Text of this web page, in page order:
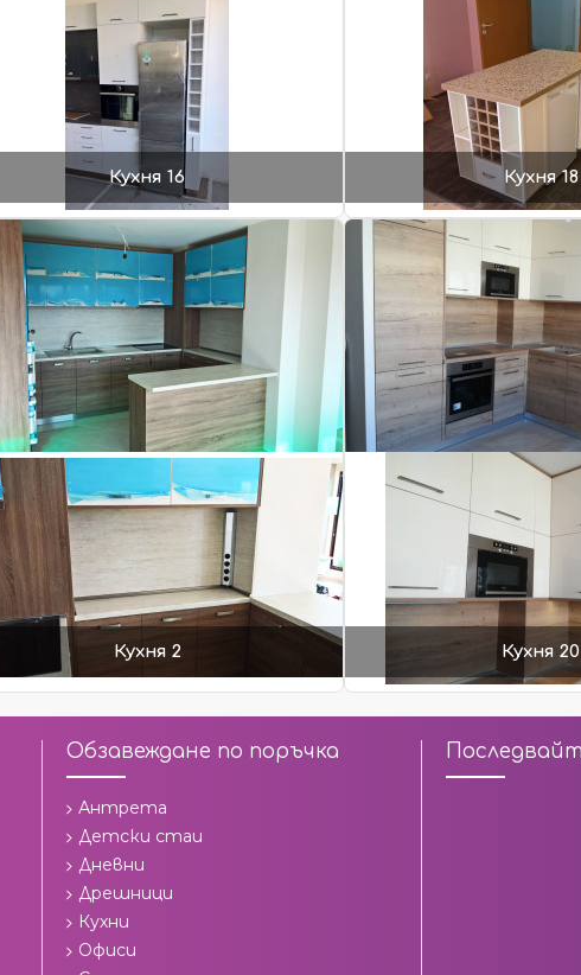
Кухня 16 Кухня 18
Кухня 2 Кухня 20
Обзавеждане по поръчка
Антрета
Детски стаи
Дневни
Дрешници
Кухни
Офиси